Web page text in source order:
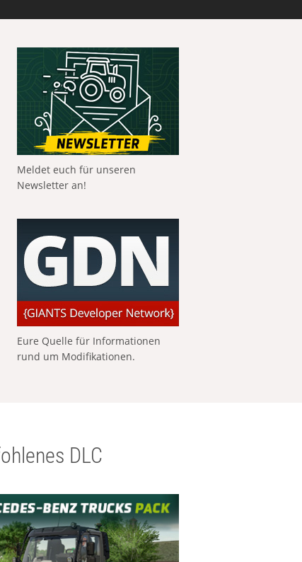
Meldet euch für unseren
Newsletter an!
Eure Quelle für Informationen
rund um Modifikationen.
DLC